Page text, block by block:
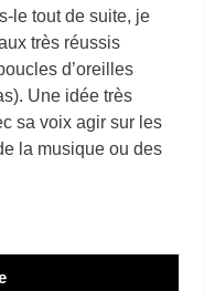
le tout de suite, je
très réussis
d’oreilles
Une idée très
sa voix agir sur les
la musique ou des